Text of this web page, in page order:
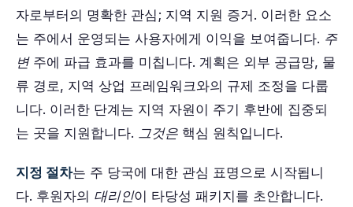
자로부터의 명확한 관심; 지역 지원 증거. 이러한 요소
는 주에서 운영되는 사용자에게 이익을 보여줍니다. 주
변주에 파급 효과를 미칩니다. 계획은 외부 공급망, 물
류 경로, 지역 상업 프레임워크와의 규제 조정을 다룹
니다. 이러한 단계는 지역 자원이 주기 후반에 집중되
는 곳을 지원합니다. 그것은 핵심 원칙입니다.
지정 절차는 주 당국에 대한 관심 표명으로 시작됩니
다. 후원자의 대리인이 타당성 패키지를 초안합니다.